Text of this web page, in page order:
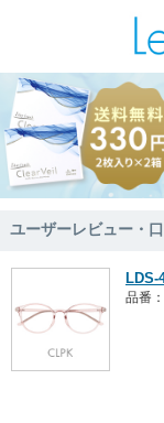
ユーザーレビュー・
LDS-
品番